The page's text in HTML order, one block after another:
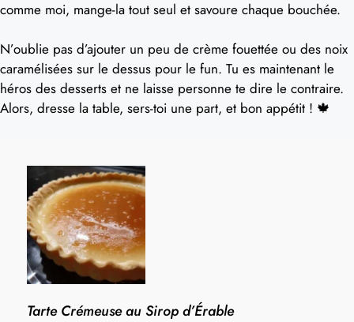
comme moi, mange-la tout seul et savoure chaque bouchée.
N’oublie pas d’ajouter un peu de crème fouettée ou des noix
caramélisées sur le dessus pour le fun. Tu es maintenant le
héros des desserts et ne laisse personne te dire le contraire.
Alors, dresse la table, sers-toi une part, et bon appétit ! 🍁
Tarte Crémeuse au Sirop d’Érable